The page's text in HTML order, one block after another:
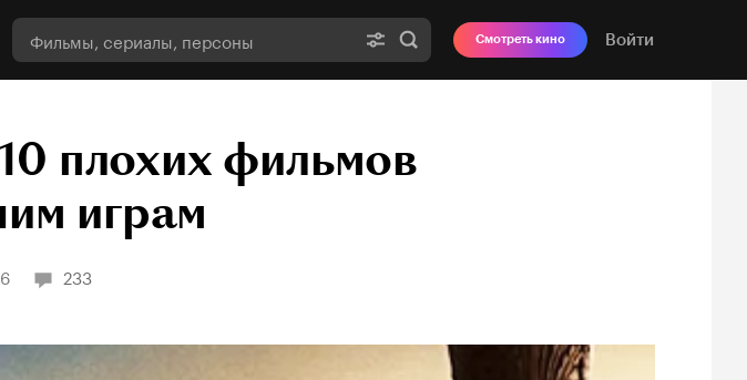
Смотреть кино Войти
плохих фильмов
играм
233